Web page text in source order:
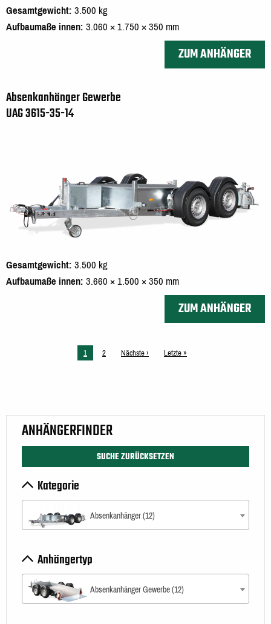
Gesamtgewicht 3.500 kg
Aufbaumaße innen 3.060 × 1.750 × 350 mm
ZUM ANHÄNGER
Absenkanhänger Gewerbe
UAG 3615-35-14
Gesamtgewicht 3.500 kg
Aufbaumaße innen 3.660 × 1.500 × 350 mm
ZUM ANHÄNGER
Aktuelle
Seite
1 Seite
2
Nächste
Nächste ›
Letzte
Letzte »
ANHÄNGERFINDER
SUCHE ZURÜCKSETZEN
Kategorie
Absenkanhänger (12)
Anhängertyp
Absenkanhänger Gewerbe (12)